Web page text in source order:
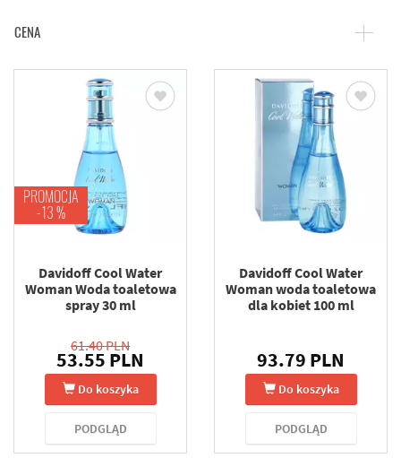
CENA
PROMOCJA
-13 %
Davidoff Cool Water
Woman Woda toaletowa
spray 30 ml
61.40 PLN
53.55 PLN
Do koszyka
PODGLĄD
Davidoff Cool Water
Woman woda toaletowa
dla kobiet 100 ml
93.79 PLN
Do koszyka
PODGLĄD